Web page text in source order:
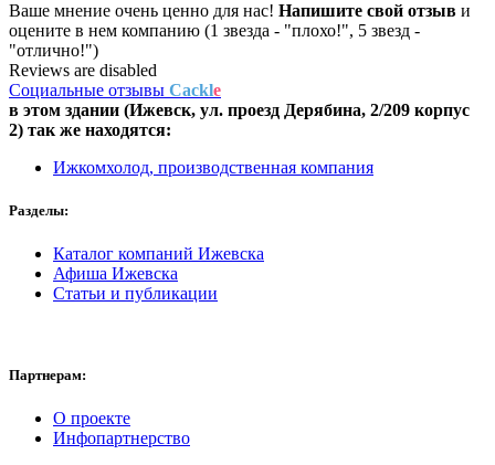
Ваше мнение очень ценно для нас! Напишите свой отзыв и
оцените в нем компанию (1 звезда - "плохо!", 5 звезд -
"отлично!")
Reviews are disabled
Социальные отзывы Cackle
в этом здании (Ижевск, ул. проезд Дерябина, 2/209 корпус
2) так же находятся:
Ижкомхолод, производственная компания
Разделы:
Каталог компаний Ижевска
Афиша Ижевска
Статьи и публикации
Партнерам:
О проекте
Инфопартнерство